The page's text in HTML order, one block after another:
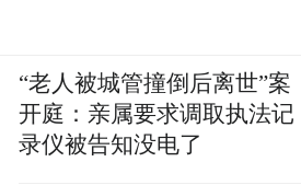
“老人被城管撞倒后离世”案
开庭：亲属要求调取执法记
录仪被告知没电了